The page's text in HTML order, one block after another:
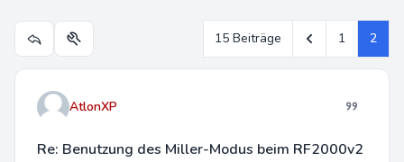
Themen-Optionen 15 Beiträge 1 2
AtlonXP
Re: Benutzung des Miller-Modus beim RF2000v2